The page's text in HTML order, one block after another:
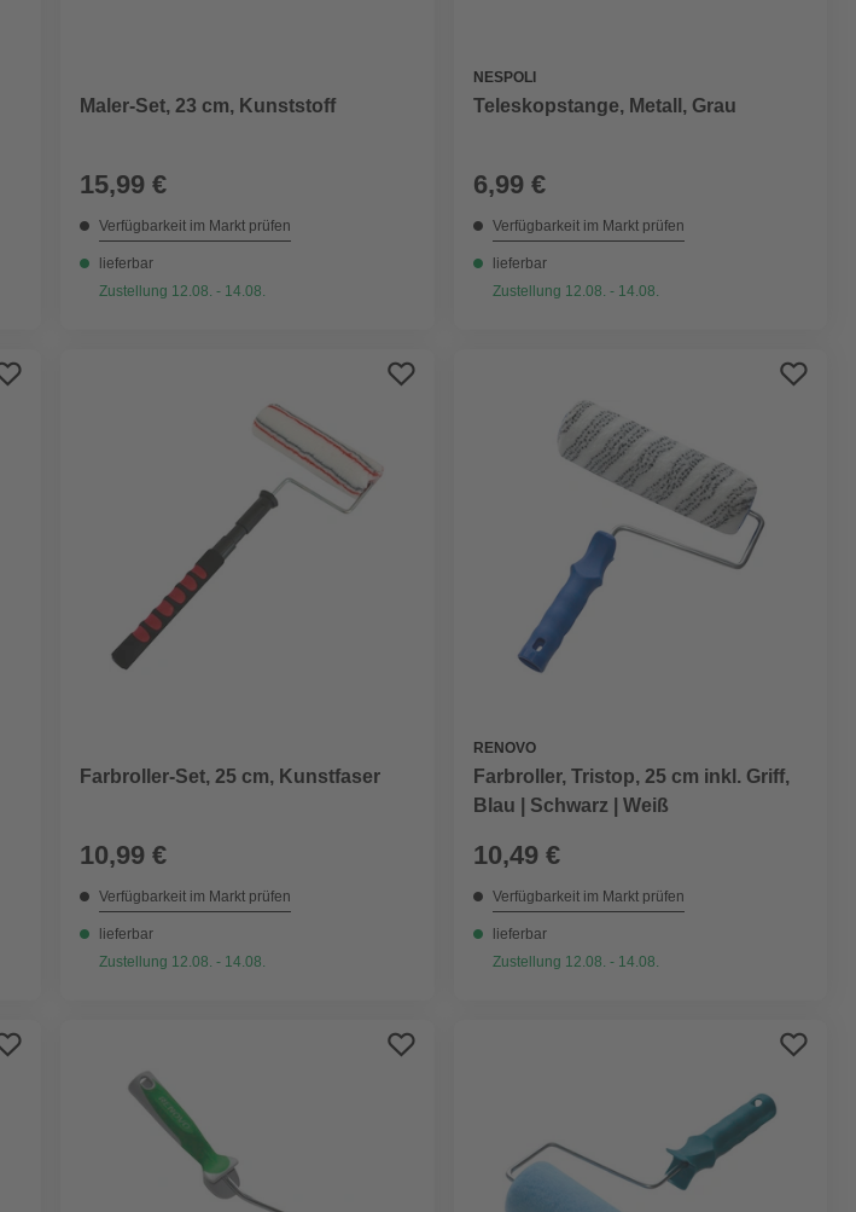
Maler-Set, 23 cm, Kunststoff
15,99 €
Verfügbarkeit im Markt prüfen
lieferbar
Zustellung 12.08. - 14.08.
NESPOLI
Teleskopstange, Metall, Grau
6,99 €
Verfügbarkeit im Markt prüfen
lieferbar
Zustellung 12.08. - 14.08.
Farbroller-Set, 25 cm, Kunstfaser
10,99 €
Verfügbarkeit im Markt prüfen
lieferbar
Zustellung 12.08. - 14.08.
RENOVO
Farbroller, Tristop, 25 cm inkl. Griff,
Blau | Schwarz | Weiß
10,49 €
Verfügbarkeit im Markt prüfen
lieferbar
Zustellung 12.08. - 14.08.